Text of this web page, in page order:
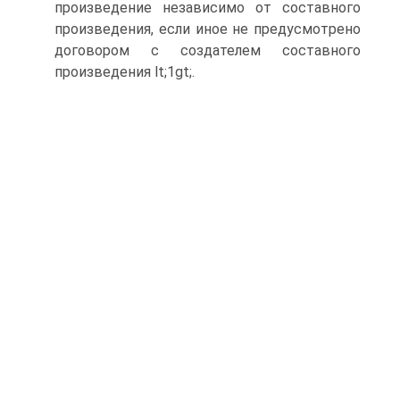
произведение независимо от составного
произведения, если иное не предусмотрено
договором с создателем составного
произведения lt;1gt;.